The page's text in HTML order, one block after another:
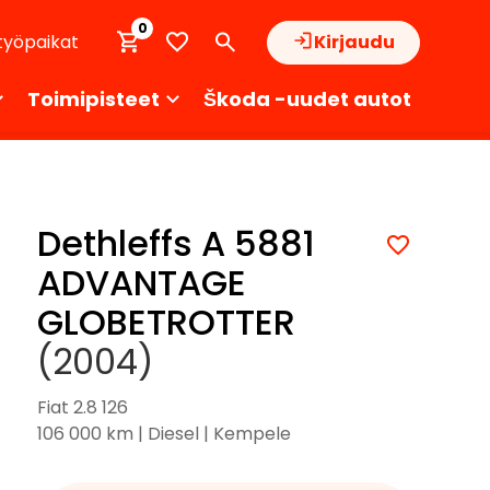
Kirjaudu
0
Toimipisteet Škoda -uudet autot
Dethleffs A 5881
ADVANTAGE
GLOBETROTTER
(2004)
Fiat 2.8 126
106 000 km | Diesel | Kempele